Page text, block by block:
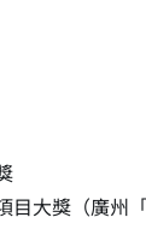
目大獎（廣州